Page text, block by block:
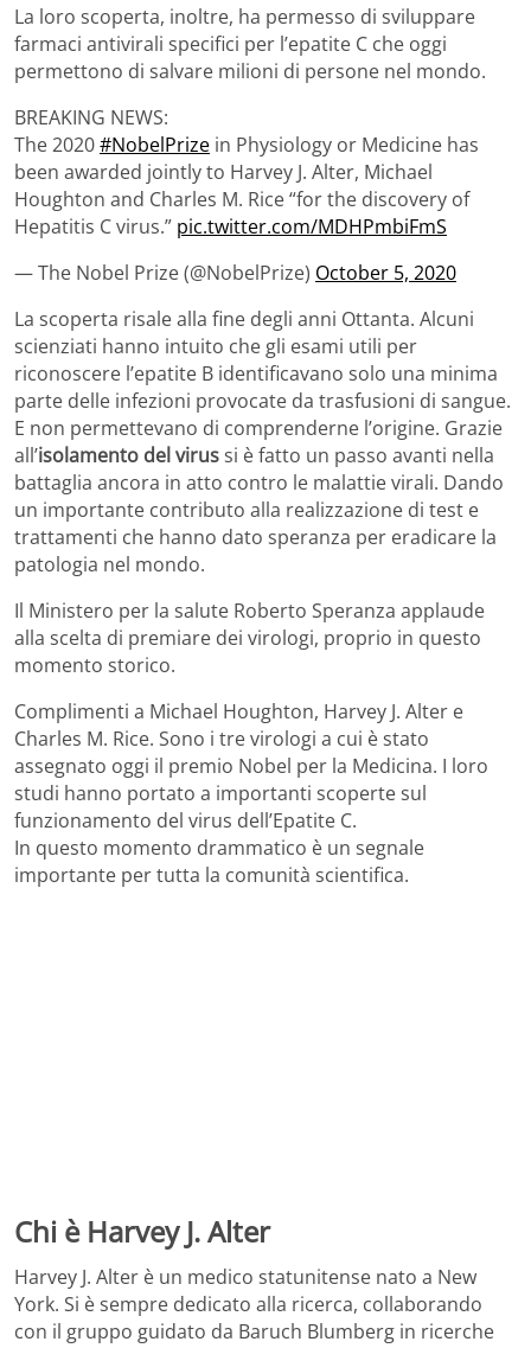
La loro scoperta, inoltre, ha permesso di sviluppare
farmaci antivirali specifici per l’epatite C che oggi
permettono di salvare milioni di persone nel mondo.
BREAKING NEWS:
The 2020#NobelPrize in Physiology or Medicine has
been awarded jointly to Harvey J. Alter, Michael
Houghton and Charles M. Rice “for the discovery of
Hepatitis C virus.” pic.twitter.com/MDHPmbiFmS
— The Nobel Prize (@NobelPrize) October 5, 2020
La scoperta risale alla fine degli anni Ottanta. Alcuni
scienziati hanno intuito che gli esami utili per
riconoscere l’epatite B identificavano solo una minima
parte delle infezioni provocate da trasfusioni di sangue.
E non permettevano di comprenderne l’origine. Grazie
all’isolamento del virussi è fatto un passo avanti nella
battaglia ancora in atto contro le malattie virali. Dando
un importante contributo alla realizzazione di test e
trattamenti che hanno dato speranza per eradicare la
patologia nel mondo.
Il Ministero per la salute Roberto Speranza applaude
alla scelta di premiare dei virologi, proprio in questo
momento storico.
Complimenti a Michael Houghton, Harvey J. Alter e
Charles M. Rice. Sono i tre virologi a cui è stato
assegnato oggi il premio Nobel per la Medicina. I loro
studi hanno portato a importanti scoperte sul
funzionamento del virus dell’Epatite C.
In questo momento drammatico è un segnale
importante per tutta la comunità scientifica.
Chi è Harvey J. Alter
Harvey J. Alter è un medico statunitense nato a New
York. Si è sempre dedicato alla ricerca, collaborando
con il gruppo guidato da Baruch Blumberg in ricerche